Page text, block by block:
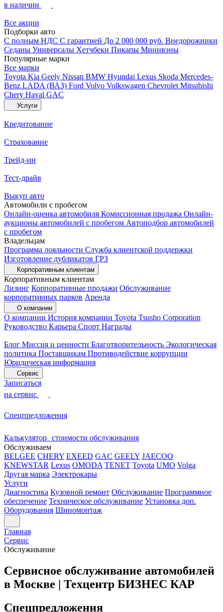
в наличии
Все акции
Подборки авто
С полным НДС С гарантией До 2 000 000 руб. Внедорожники
Седаны Универсалы Хетчбеки Пикапы Минивэны
Популярные марки
Все марки
Toyota Kia Geely Nissan BMW Hyundai Lexus Skoda Mercedes-
Benz LADA (ВАЗ) Ford Volvo Volkswagen Chevrolet Mitsubishi
Chery Haval GAC
Услуги
Кредитование
Страхование
Трейд-ин
Тест-драйв
Выкуп авто
Автомобили с пробегом
Онлайн-оценка автомобиля Комиссионная продажа Онлайн-
аукционы автомобилей с пробегом Автоподбор автомобилей
с пробегом
Владельцам
Программа лояльности Служба клиентской поддержки
Изготовление дубликатов ГРЗ
Корпоративным клиентам
Корпоративным клиентам
Лизинг Корпоративные продажи Обслуживание
корпоративных парков Аренда
О компании
О компании История компании Toyota Tsusho Corporation
Руководство Карьера Спорт Награды
Блог Миссия и ценности Благотворительность Экологическая
политика Поставщикам Противодействие коррупции
Юридическая информация
Сервис
Записаться
на сервис
Спецпредложения
Калькулятор стоимости обслуживания
Обслуживаем
BELGEE CHERY EXEED GAC GEELY JAECOO
KNEWSTAR Lexus OMODA TENET Toyota UMO Volga
Другая марка Электрокары
Услуги
Диагностика Кузовной ремонт Обслуживание Программное
обеспечение Техническое обслуживание Установка доп.
Оборудования Шиномонтаж
Главная
Сервис
Обслуживание
Сервисное обслуживание автомобилей
в Москве | Техцентр БИЗНЕС КАР
Спецпредложения